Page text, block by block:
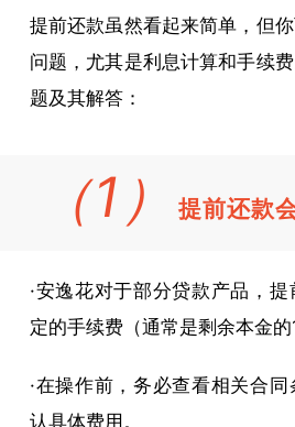
还款
注意
提前还款虽然看起来简单，但
问题，尤其是利息计算和手续
题及其解答：
（1） 提前还款
·安逸花对于部分贷款产品，
定的手续费（通常是剩余本金的
·在操作前，务必查看相关合
认具体费用。